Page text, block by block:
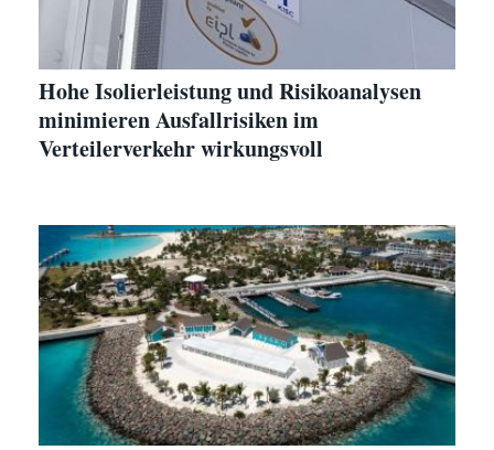
Hohe Isolierleistung und Risikoanalysen
minimieren Ausfallrisiken im
Verteilerverkehr wirkungsvoll